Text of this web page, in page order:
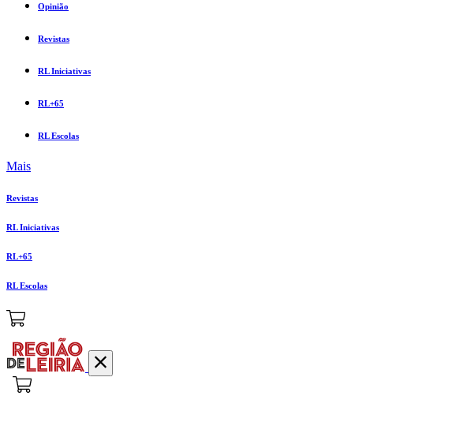
Opinião
Revistas
RL Iniciativas
RL+65
RL Escolas
Mais
Revistas
RL Iniciativas
RL+65
RL Escolas